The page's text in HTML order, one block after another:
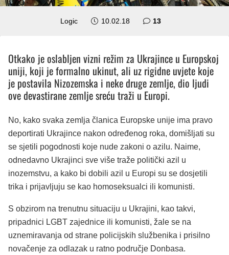
Logic 10.02.18 13komentara
Otkako je oslabljen vizni režim za Ukrajince u Europskoj
uniji, koji je formalno ukinut, ali uz rigidne uvjete koje
je postavila Nizozemska i neke druge zemlje, dio ljudi
ove devastirane zemlje sreću traži u Europi.
No, kako svaka zemlja članica Europske unije ima pravo
deportirati Ukrajince nakon određenog roka, domišljati su
se sjetili pogodnosti koje nude zakoni o azilu. Naime,
odnedavno Ukrajinci sve više traže politički azil u
inozemstvu, a kako bi dobili azil u Europi su se dosjetili
trika i prijavljuju se kao homoseksualci ili komunisti.
S obzirom na trenutnu situaciju u Ukrajini, kao takvi,
pripadnici LGBT zajednice ili komunisti, žale se na
uznemiravanja od strane policijskih službenika i prisilno
novačenje za odlazak u ratno područje Donbasa.